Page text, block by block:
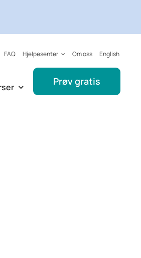
FAQ Hjelpesenter Om oss English
Prøv gratis